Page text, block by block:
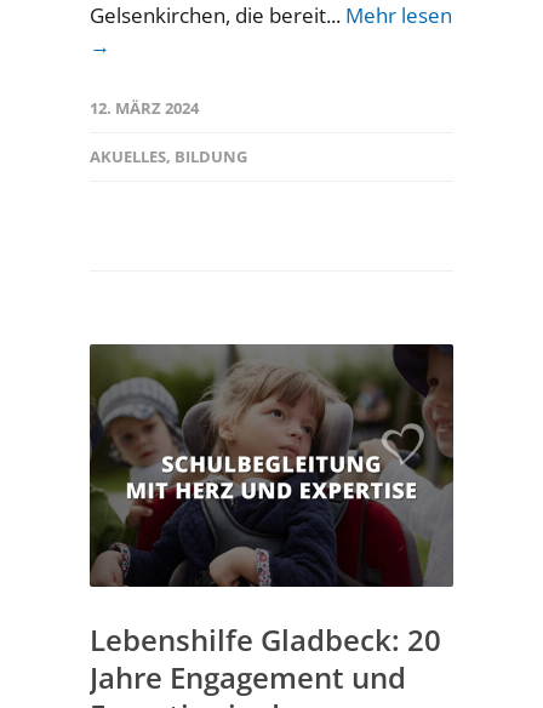
Gelsenkirchen, die bereit... Mehr lesen
→
12. MÄRZ 2024
AKUELLES, BILDUNG
Lebenshilfe Gladbeck: 20
Jahre Engagement und